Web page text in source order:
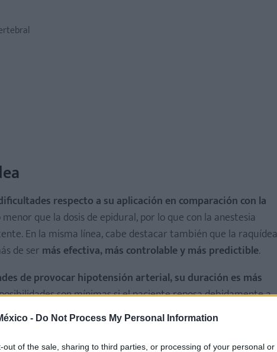
- Do Not Process My Personal Information
out of the sale, sharing to third parties, or processing of your personal or
respecto a su aplicación en comparación con la
que la dosis de epidural, por lo que con la anestesia
En la misma línea, cabe destacar también que la raquídea
de sermás efectiva, más controlable y más predictible.
de provocar hipotensión arterial, su duración es más
son mínimas si el paciente reposa debidamente a